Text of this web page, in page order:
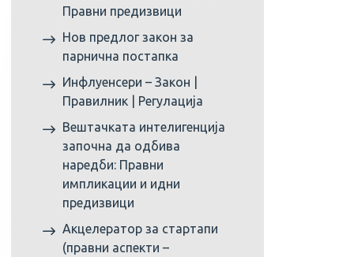
Правни предизвици
Нов предлог закон за
парнична постапка
Инфлуенсери – Закон |
Правилник | Регулација
Вештачката интелигенција
започна да одбива
наредби: Правни
импликации и идни
предизвици
Акцелератор за стартапи
(правни аспекти –